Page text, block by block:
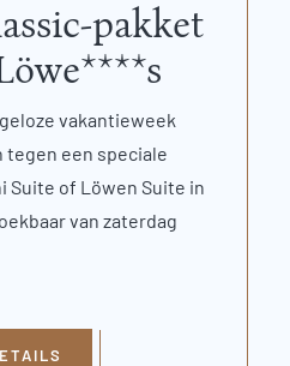
pakket
vakantieweek
tegen een speciale
Suite of Löwen Suite in
van zaterdag